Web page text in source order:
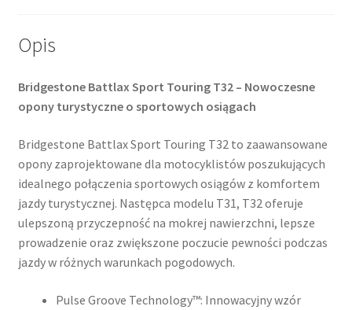
Opis
Bridgestone Battlax Sport Touring T32 – Nowoczesne
opony turystyczne o sportowych osiągach
Bridgestone Battlax Sport Touring T32 to zaawansowane
opony zaprojektowane dla motocyklistów poszukujących
idealnego połączenia sportowych osiągów z komfortem
jazdy turystycznej. Następca modelu T31, T32 oferuje
ulepszoną przyczepność na mokrej nawierzchni, lepsze
prowadzenie oraz zwiększone poczucie pewności podczas
jazdy w różnych warunkach pogodowych.
Pulse Groove Technology™: Innowacyjny wzór